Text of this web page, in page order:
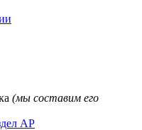
(мы составим его
АР